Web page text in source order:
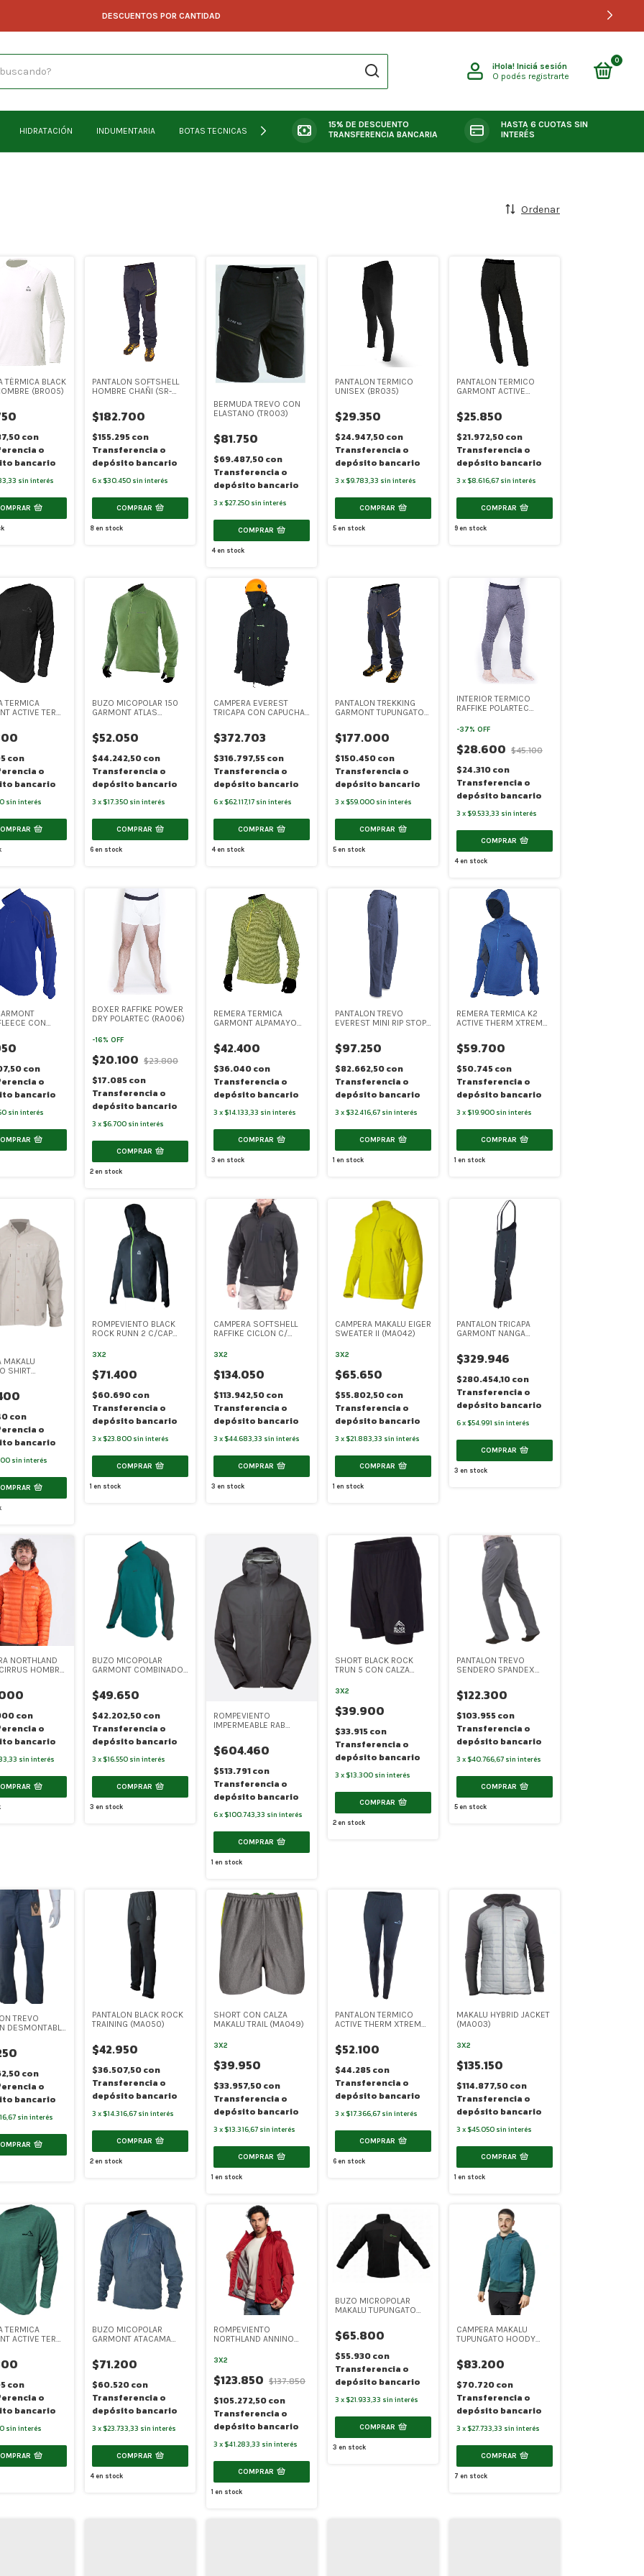
DESCUENTOS POR CANTIDAD
¡Hola! Iniciá sesión
O podés registrarte
0
HIDRATACIÓN INDUMENTARIA BOTAS TECNICAS & PEDULAS
15% DE DESCUENTO
TRANSFERENCIA BANCARIA
HASTA 6 CUOTAS SIN
INTERÉS
Ordenar
TÉRMICA BLACK
(BR005)
con
o
bancario
sin interés
PANTALON SOFTSHELL
HOMBRE CHAÑI (SR-
$182.700
$155.295con
Transferencia o
depósito bancario
6x $30.450 sin interés
COMPRAR
8en stock
BERMUDA TREVO CON
ELASTANO (TR003)
$81.750
$69.487,50con
Transferencia o
depósito bancario
3 x $27.250 sin interés
COMPRAR
4en stock
PANTALON TERMICO
UNISEX (BR035)
$29.350
$24.947,50con
Transferencia o
depósito bancario
3 x $9.783,33 sin interés
COMPRAR
5en stock
PANTALON TERMICO
GARMONT ACTIVE
$25.850
$21.972,50con
Transferencia o
depósito bancario
3 x $8.616,67 sin interés
COMPRAR
9en stock
TERMICA
ACTIVE TERM
con
o
bancario
sin interés
BUZO MICOPOLAR 150
GARMONT ATLAS
$52.050
$44.242,50con
Transferencia o
depósito bancario
3 x $17.350 sin interés
COMPRAR
6en stock
CAMPERA EVEREST
TRICAPA CON CAPUCHA
$372.703
$316.797,55con
Transferencia o
depósito bancario
6x $62.117,17 sin interés
COMPRAR
4en stock
PANTALON TREKKING
GARMONT TUPUNGATO
$177.000
$150.450con
Transferencia o
depósito bancario
3 x $59.000 sin interés
COMPRAR
5en stock
INTERIOR TERMICO
RAFFIKE POLARTEC
-37% OFF
$28.600 $45.100
$24.310con
Transferencia o
depósito bancario
3 x $9.533,33 sin interés
COMPRAR
4en stock
CON
- HOMBRE
con
o
bancario
sin interés
BOXER RAFFIKE POWER
DRY POLARTEC (RA006)
-16% OFF
$20.100 $23.800
$17.085con
Transferencia o
depósito bancario
3 x $6.700 sin interés
COMPRAR
2en stock
REMERA TERMICA
GARMONT ALPAMAYO
$42.400
$36.040con
Transferencia o
depósito bancario
3 x $14.133,33 sin interés
COMPRAR
3 en stock
PANTALON TREVO
EVEREST MINI RIP STOP
$97.250
$82.662,50con
Transferencia o
depósito bancario
3 x $32.416,67 sin interés
COMPRAR
1 en stock
REMERA TERMICA K2
ACTIVE THERM XTREMO
HOMBRE (SR-6081)
$59.700
$50.745con
Transferencia o
depósito bancario
3 x $19.900 sin interés
COMPRAR
1 en stock
MAKALU
SHIRT
con
o
bancario
sin interés
ROMPEVIENTO BLACK
ROCK RUNN 2 C/CAP
3X2
$71.400
$60.690con
Transferencia o
depósito bancario
3 x $23.800 sin interés
COMPRAR
1 en stock
CAMPERA SOFTSHELL
RAFFIKE CICLON C/
3X2
$134.050
$113.942,50con
Transferencia o
depósito bancario
3 x $44.683,33 sin interés
COMPRAR
3 en stock
CAMPERA MAKALU EIGER
SWEATER II (MA042)
3X2
$65.650
$55.802,50con
Transferencia o
depósito bancario
3 x $21.883,33 sin interés
COMPRAR
1 en stock
PANTALON TRICAPA
GARMONT NANGA
$329.946
$280.454,10con
Transferencia o
depósito bancario
6x $54.991 sin interés
COMPRAR
3 en stock
NORTHLAND
HOMBRE
con
o
bancario
sin interés
BUZO MICOPOLAR
GARMONT COMBINADO
$49.650
$42.202,50con
Transferencia o
depósito bancario
3 x $16.550 sin interés
COMPRAR
3 en stock
ROMPEVIENTO
IMPERMEABLE RAB
$604.460
$513.791con
Transferencia o
depósito bancario
6x $100.743,33 sin interés
COMPRAR
1 en stock
SHORT BLACK ROCK
TRUN 5 CON CALZA
3X2
$39.900
$33.915con
Transferencia o
depósito bancario
3 x $13.300 sin interés
COMPRAR
2en stock
PANTALON TREVO
SENDERO SPANDEX
$122.300
$103.955con
Transferencia o
depósito bancario
3 x $40.766,67 sin interés
COMPRAR
5en stock
TREVO
DESMONTABLE
con
o
bancario
sin interés
PANTALON BLACK ROCK
TRAINING (MA050)
$42.950
$36.507,50con
Transferencia o
depósito bancario
3 x $14.316,67 sin interés
COMPRAR
2en stock
SHORT CON CALZA
MAKALU TRAIL (MA049)
3X2
$39.950
$33.957,50con
Transferencia o
depósito bancario
3 x $13.316,67 sin interés
COMPRAR
1 en stock
PANTALON TERMICO
ACTIVE THERM XTREMO
$52.100
$44.285con
Transferencia o
depósito bancario
3 x $17.366,67 sin interés
COMPRAR
6en stock
MAKALU HYBRID JACKET
(MA003)
3X2
$135.150
$114.877,50con
Transferencia o
depósito bancario
3 x $45.050 sin interés
COMPRAR
1 en stock
TERMICA
ACTIVE TERM
con
o
bancario
sin interés
BUZO MICOPOLAR
GARMONT ATACAMA
6128)
$71.200
$60.520con
Transferencia o
depósito bancario
3 x $23.733,33 sin interés
COMPRAR
4en stock
ROMPEVIENTO
NORTHLAND ANNINO
3X2
$123.850 $137.850
$105.272,50con
Transferencia o
depósito bancario
3 x $41.283,33 sin interés
COMPRAR
1 en stock
BUZO MICROPOLAR
MAKALU TUPUNGATO
$65.800
$55.930con
Transferencia o
depósito bancario
3 x $21.933,33 sin interés
COMPRAR
3 en stock
CAMPERA MAKALU
TUPUNGATO HOODY
$83.200
$70.720con
Transferencia o
depósito bancario
3 x $27.733,33 sin interés
COMPRAR
7 en stock